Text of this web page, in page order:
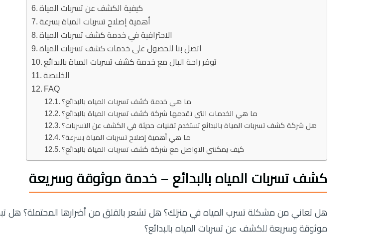
كيفية الكشف عن تسربات المياة
أهمية إصلاح تسربات المياة بسرعة
الاحترافية في خدمة كشف تسربات المياة
اتصل بنا للحصول على خدمات كشف تسربات المياة
توفر راحة البال مع خدمة كشف تسربات المياة بالبدائع
الخلاصة
FAQ
ما هي خدمة كشف تسربات المياه بالبدائع؟
ما هي الخدمات التي تقدمها شركة كشف تسربات المياة بالبدائع؟
هل شركة كشف تسربات المياة بالبدائع تستخدم تقنيات حديثة في الكشف عن التسربات؟
ما هي أهمية إصلاح تسربات المياة بسرعة؟
كيف يمكنني التواصل مع شركة كشف تسربات المياة بالبدائع؟
كشف تسربات المياه بالبدائع – خدمة موثوقة وسريعة
هل تعاني من مشكلة تسرب المياه في منزلك؟ هل تشعر بالقلق من أضرارها المحتملة؟ هل
موثوقة وسريعة للكشف عن تسربات المياه بالبدائع؟